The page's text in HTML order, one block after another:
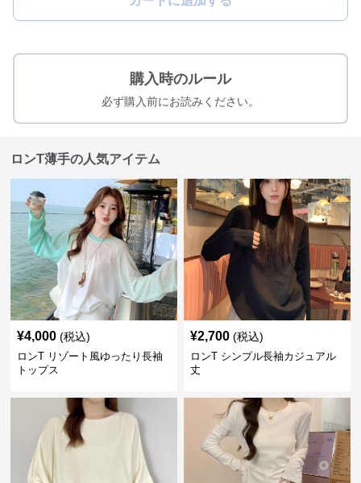
購入時のルール
必ず購入前にお読みください。
ロンT薄手の人気アイテム
¥4,000 (税込)
ロンT リゾート風ゆったり長袖
トップス
¥2,700 (税込)
ロンT シンプル長袖カジュアル
丈